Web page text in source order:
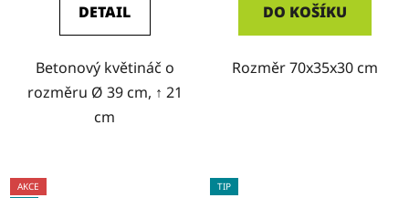
DETAIL
Betonový květináč o
rozměru Ø 39 cm, ↑ 21
cm
DO KOŠÍKU
Rozměr 70x35x30 cm
AKCE
TIP